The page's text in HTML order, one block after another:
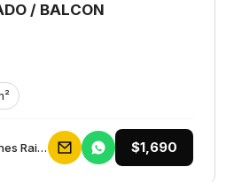
/ BALCON
Galceb Group Bienes Raices $1,690